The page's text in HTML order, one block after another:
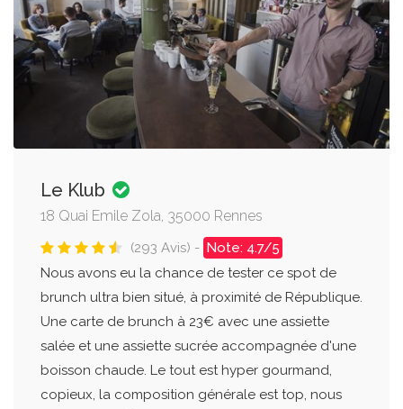
Le Klub
18 Quai Emile Zola, 35000 Rennes
(293 Avis) - Note: 4.7/5
Nous avons eu la chance de tester ce spot de
brunch ultra bien situé, à proximité de République.
Une carte de brunch à 23€ avec une assiette
salée et une assiette sucrée accompagnée d'une
boisson chaude. Le tout est hyper gourmand,
copieux, la composition générale est top, nous